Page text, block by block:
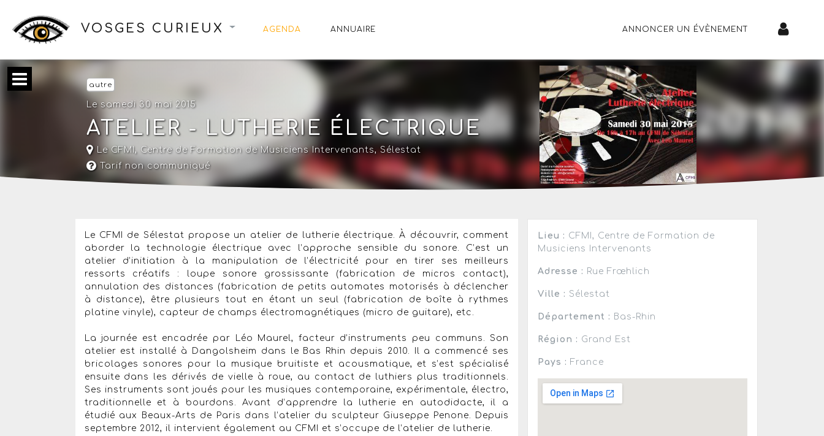
VOSGES CURIEUX AGENDA ANNUAIRE ANNONCER UN ÉVÈNEMENT
autre
Le samedi 30 mai 2015
ATELIER - LUTHERIE ÉLECTRIQUE
Le CFMI, Centre de Formation de Musiciens Intervenants, Sélestat
Tarif non communiqué
Le CFMI de Sélestat propose un atelier de lutherie électrique. À découvrir, comment
aborder la technologie électrique avec l’approche sensible du sonore. C’est un
atelier d’initiation à la manipulation de l’électricité pour en tirer ses meilleurs
ressorts créatifs : loupe sonore grossissante (fabrication de micros contact),
annulation des distances (fabrication de petits automates motorisés à déclencher
à distance), être plusieurs tout en étant un seul (fabrication de boîte à rythmes
platine vinyle), capteur de champs électromagnétiques (micro de guitare), etc.
La journée est encadrée par Léo Maurel, facteur d’instruments peu communs. Son
atelier est installé à Dangolsheim dans le Bas Rhin depuis 2010. Il a commencé ses
bricolages sonores pour la musique bruitiste et acousmatique, et s’est spécialisé
ensuite dans les dérivés de vielle à roue, au contact de luthiers plus traditionnels.
Ses instruments sont joués pour les musiques contemporaine, expérimentale, électro,
traditionnelle et à bourdons. Avant d’apprendre la lutherie en autodidacte, il a
étudié aux Beaux-Arts de Paris dans l’atelier du sculpteur Giuseppe Penone. Depuis
septembre 2012, il intervient également au CFMI et s’occupe de l’atelier de lutherie.
Lieu : CFMI, Centre de Formation de
Musiciens Intervenants
Adresse : Rue Frœhlich
Ville : Sélestat
Département : Bas-Rhin
Région : Grand Est
Pays : France